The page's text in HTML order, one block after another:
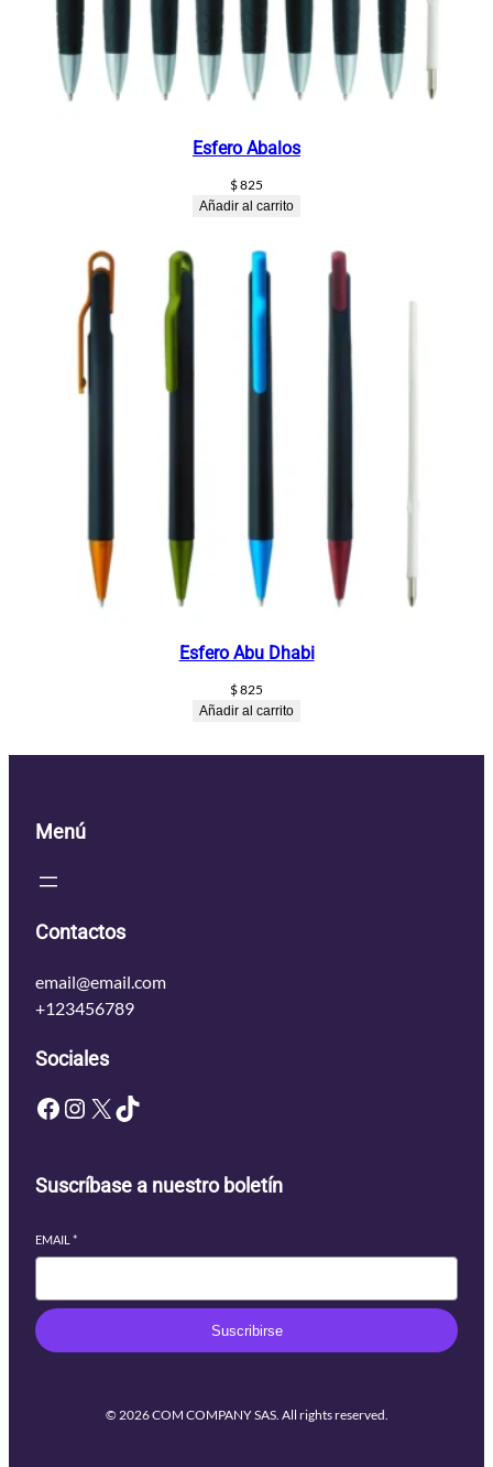
Esfero Abalos
$825
Añadir al carrito
Esfero Abu Dhabi
$825
Añadir al carrito
Menú
Contactos
email@email.com
+123456789
Sociales
Facebook Instagram X TikTok
Suscríbase a nuestro boletín
EMAIL *
Suscribirse
© 2026 COM COMPANY SAS. All rights reserved.